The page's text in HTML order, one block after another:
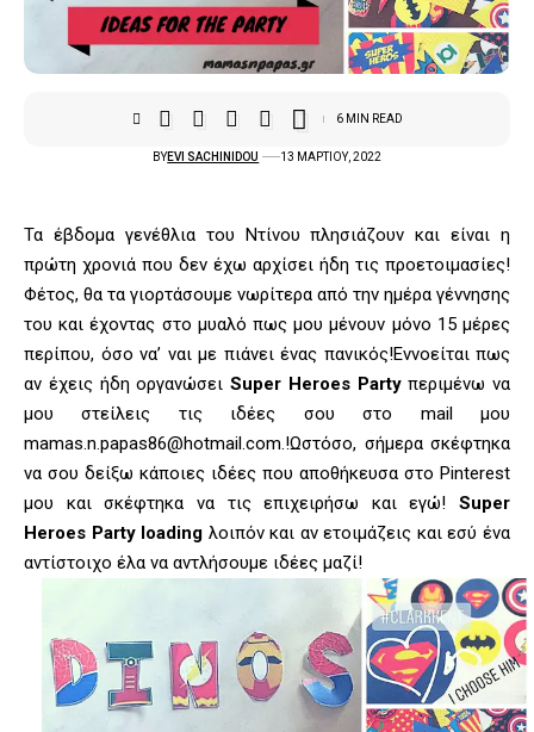
BYEVI SACHINIDOU 13 ΜΑΡΤΊΟΥ, 2022
6 MIN READ
Τα έβδομα γενέθλια του Ντίνου πλησιάζουν και είναι η
πρώτη χρονιά που δεν έχω αρχίσει ήδη τις προετοιμασίες!
Φέτος, θα τα γιορτάσουμε νωρίτερα από την ημέρα γέννησης
του και έχοντας στο μυαλό πως μου μένουν μόνο 15 μέρες
περίπου, όσο να’ ναι με πιάνει ένας πανικός!Εννοείται πως
αν έχεις ήδη οργανώσει Super Heroes Partyπεριμένω να
μου στείλεις τις ιδέες σου στο mail μου
mamas.n.papas86@hotmail.com .!Ωστόσο, σήμερα σκέφτηκα
να σου δείξω κάποιες ιδέες που αποθήκευσα στο Pinterest
μου και σκέφτηκα να τις επιχειρήσω και εγώ! Super
Heroes Party loading λοιπόν και αν ετοιμάζεις και εσύ ένα
αντίστοιχο έλα να αντλήσουμε ιδέες μαζί!